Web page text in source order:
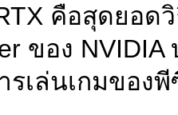
คือสุดยอด
ของ
รเล่นเกมของ